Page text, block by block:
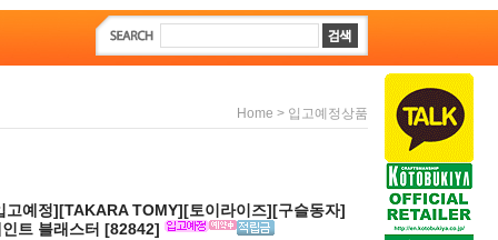
Home > 입고예정상품
고예정][TAKARA TOMY][토이라이즈][구슬동자]
트 블래스터 [82842]